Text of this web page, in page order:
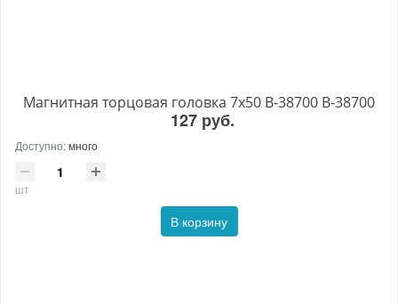
Магнитная торцовая головка 7x50 B-38700 B-38700
127 руб.
Доступно:много
шт
В корзину